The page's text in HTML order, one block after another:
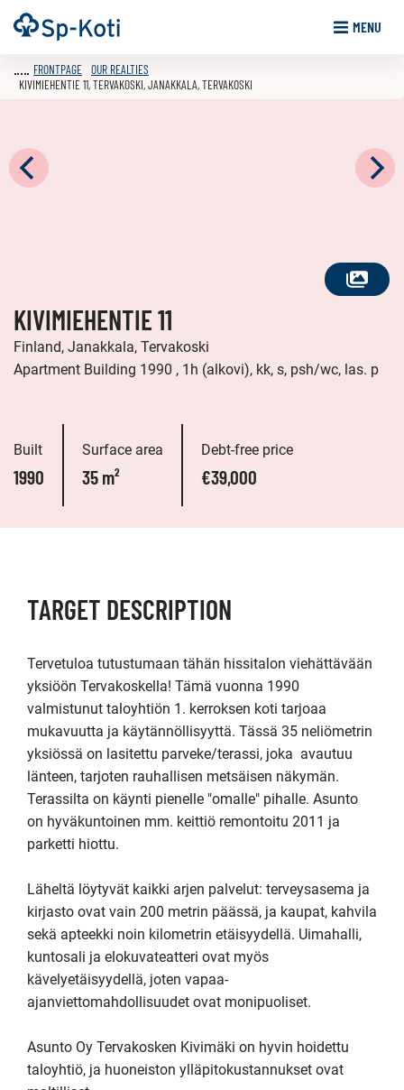
Go
to
Frontpage MENU
SEE
FRONTPAGE OUR REALTIES
KIVIMIEHENTIE 11, TERVAKOSKI, JANAKKALA, TERVAKOSKI
KIVIMIEHENTIE 11
Finland, Janakkala, Tervakoski
Apartment Building 1990 , 1h (alkovi), kk, s, psh/wc, las. p
Built
1990
Surface area
35 m²
Debt-free price
€39,000
TARGET DESCRIPTION
Tervetuloa tutustumaan tähän hissitalon viehättävään
yksiöön Tervakoskella! Tämä vuonna 1990
valmistunut taloyhtiön 1. kerroksen koti tarjoaa
mukavuutta ja käytännöllisyyttä. Tässä 35 neliömetrin
yksiössä on lasitettu parveke/terassi, joka  avautuu
länteen, tarjoten rauhallisen metsäisen näkymän.
Terassilta on käynti pienelle "omalle" pihalle. Asunto
on hyväkuntoinen mm. keittiö remontoitu 2011 ja
parketti hiottu.
Läheltä löytyvät kaikki arjen palvelut: terveysasema ja
kirjasto ovat vain 200 metrin päässä, ja kaupat, kahvila
sekä apteekki noin kilometrin etäisyydellä. Uimahalli,
kuntosali ja elokuvateatteri ovat myös
kävelyetäisyydellä, joten vapaa-
ajanviettomahdollisuudet ovat monipuoliset.
Asunto Oy Tervakosken Kivimäki on hyvin hoidettu
taloyhtiö, ja huoneiston ylläpitokustannukset ovat